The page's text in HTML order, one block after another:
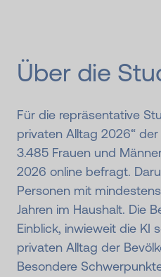
Über die
Für die repräsentative
privaten Alltag 2026“
3.485 Frauen und
2026 online befragt.
Personen mit
Jahren im Haushalt. Die
Einblick, inwieweit die KI
privaten Alltag der
Besondere